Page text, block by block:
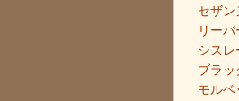
セザン
リー
シスレ
ブラッ
モルベ